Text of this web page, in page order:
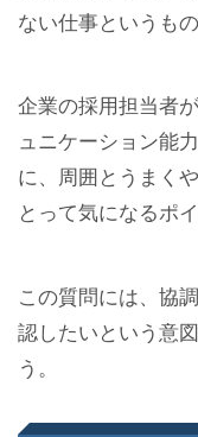
ない仕事というも
企業の採用担当者
ュニケーション能
に、周囲とうまく
とって気になるポ
この質問には、協
認したいという意
う。